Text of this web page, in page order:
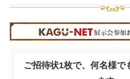
ご招待状1枚で、何名様で